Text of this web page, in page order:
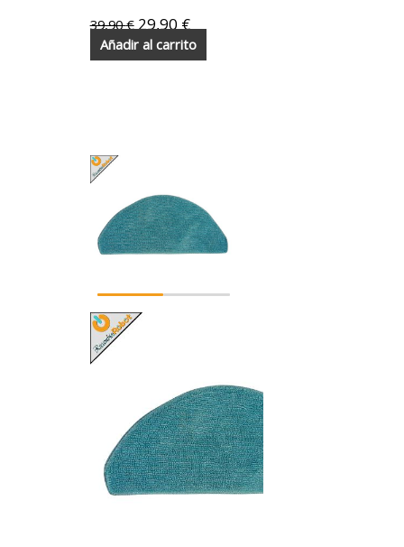
39,90€ 29,90 €
Añadir al carrito